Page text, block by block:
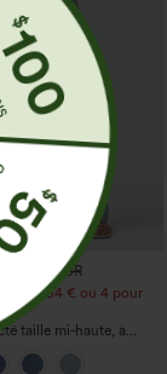
€49,95 EUR
61,54 € ou 4 pour
taille mi‑haute, à
avec poches